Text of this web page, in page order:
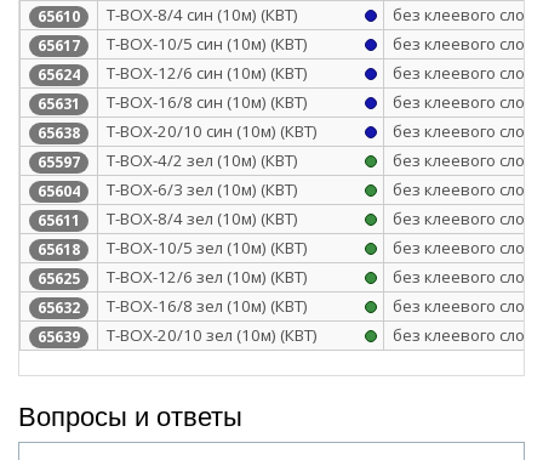
65610 Т-BOX-8/4 син (10м) (КВТ) без клеевого слоя
65617 Т-BOX-10/5 син (10м) (КВТ) без клеевого слоя
65624 Т-BOX-12/6 син (10м) (КВТ) без клеевого слоя
65631 Т-BOX-16/8 син (10м) (КВТ) без клеевого слоя
65638 Т-BOX-20/10 син (10м) (КВТ) без клеевого слоя
65597 Т-BOX-4/2 зел (10м) (КВТ) без клеевого слоя
65604 Т-BOX-6/3 зел (10м) (КВТ) без клеевого слоя
65611 Т-BOX-8/4 зел (10м) (КВТ) без клеевого слоя
65618 Т-BOX-10/5 зел (10м) (КВТ) без клеевого слоя
65625 Т-BOX-12/6 зел (10м) (КВТ) без клеевого слоя
65632 Т-BOX-16/8 зел (10м) (КВТ) без клеевого слоя
65639 Т-BOX-20/10 зел (10м) (КВТ) без клеевого слоя
Вопросы и ответы